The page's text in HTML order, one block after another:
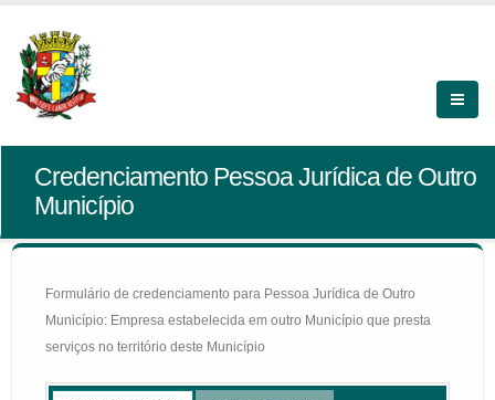
Credenciamento Pessoa Jurídica de Outro
Município
Formulário de credenciamento para Pessoa Jurídica de Outro
Município: Empresa estabelecida em outro Município que presta
serviços no território deste Município